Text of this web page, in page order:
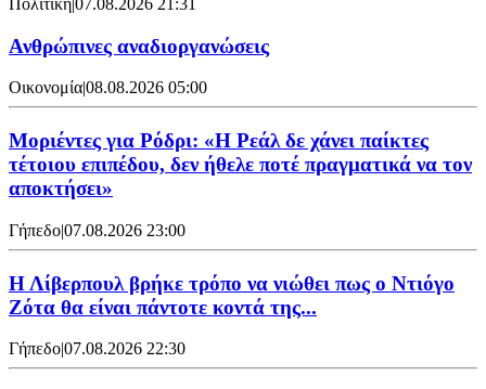
Πολιτική|07.08.2026 21:31
Ανθρώπινες αναδιοργανώσεις
Οικονομία|08.08.2026 05:00
Μοριέντες για Ρόδρι: «Η Ρεάλ δε χάνει παίκτες
τέτοιου επιπέδου, δεν ήθελε ποτέ πραγματικά να τον
αποκτήσει»
Γήπεδο|07.08.2026 23:00
Η Λίβερπουλ βρήκε τρόπο να νιώθει πως ο Ντιόγο
Ζότα θα είναι πάντοτε κοντά της...
Γήπεδο|07.08.2026 22:30